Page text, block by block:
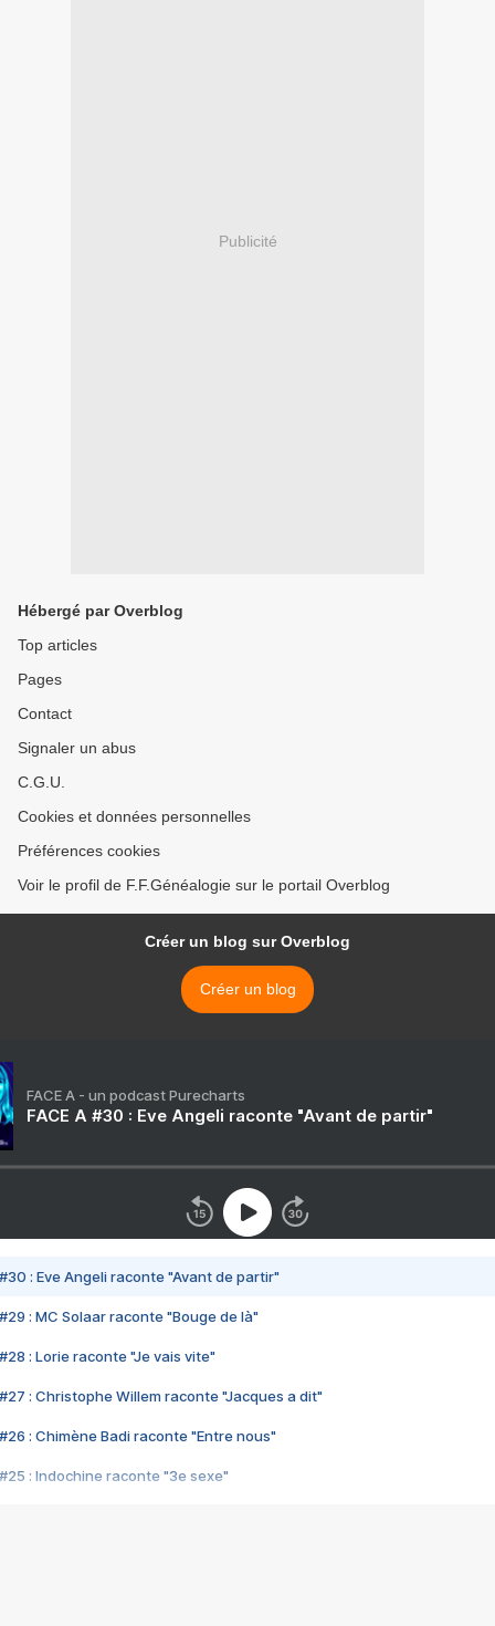
Publicité
Hébergé par Overblog
Top articles
Pages
Contact
Signaler un abus
C.G.U.
Cookies et données personnelles
Préférences cookies
Voir le profil de F.F.Généalogie sur le portail Overblog
Créer un blog sur Overblog
Créer un blog
FACE A - un podcast Purecharts
FACE A #30 : Eve Angeli raconte "Avant de partir"
#30 : Eve Angeli raconte "Avant de partir"
#29 : MC Solaar raconte "Bouge de là"
#28 : Lorie raconte "Je vais vite"
#27 : Christophe Willem raconte "Jacques a dit"
#26 : Chimène Badi raconte "Entre nous"
#25 : Indochine raconte "3e sexe"